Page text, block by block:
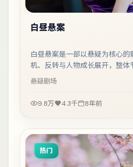
白昼悬案
白昼悬案是一部以悬疑为核心的
机、反转与人物成长展开，整体
观看。
悬疑剧场
9.8万 4.3千 8年前
热门